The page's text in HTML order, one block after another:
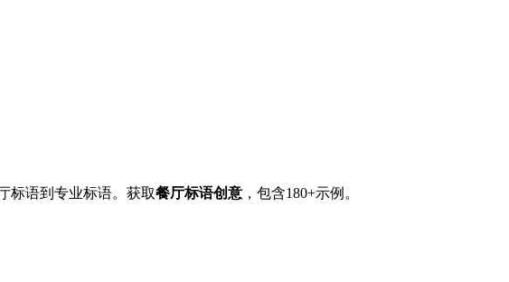
标语到专业标语。获取餐厅标语创意 ，包含180+示例 。